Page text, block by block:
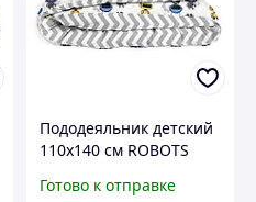
Пододеяльник детский
110х140 см ROBOTS
Готово к отправке